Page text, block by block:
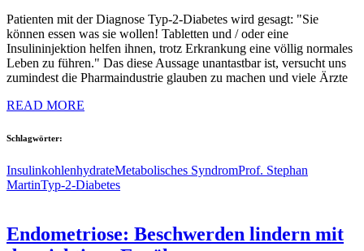
Patienten mit der Diagnose Typ-2-Diabetes wird gesagt: "Sie
können essen was sie wollen! Tabletten und / oder eine
Insulininjektion helfen ihnen, trotz Erkrankung eine völlig normales
Leben zu führen." Das diese Aussage unantastbar ist, versucht uns
zumindest die Pharmaindustrie glauben zu machen und viele Ärzte
READ MORE
Schlagwörter:
InsulinkohlenhydrateMetabolisches SyndromProf. Stephan
MartinTyp-2-Diabetes
Endometriose: Beschwerden lindern mit